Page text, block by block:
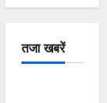
तजा खबरें